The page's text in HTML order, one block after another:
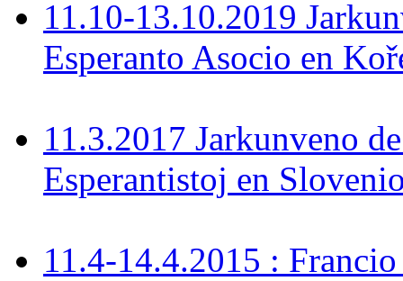
11.10-13.10.2019
Esperanto Asocio en
11.3.2017 Jarkunveno
Esperantistoj en
11.4-14.4.2015 :